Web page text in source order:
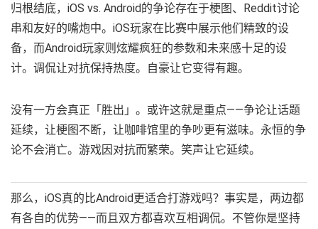
归根结底，iOS vs. Android的争论存在于梗图、Reddit讨论
串和友好的嘴炮中。iOS玩家在比赛中展示他们精致的设
备，而Android玩家则炫耀疯狂的参数和未来感十足的设
计。调侃让对抗保持热度。自豪让它变得有趣。
没有一方会真正「胜出」。或许这就是重点——争论让话题
延续，让梗图不断，让咖啡馆里的争吵更有滋味。永恒的争
论不会消亡。游戏因对抗而繁荣。笑声让它延续。
那么，iOS真的比Android更适合打游戏吗？事实是，两边都
有各自的优势——而且双方都喜欢互相调侃。不管你是坚持